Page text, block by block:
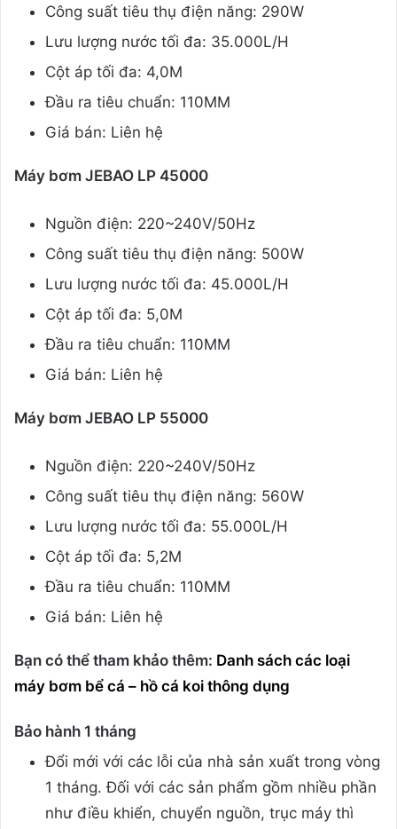
Công suất tiêu thụ điện năng: 290W
Lưu lượng nước tối đa: 35.000L/H
Cột áp tối đa: 4,0M
Đầu ra tiêu chuẩn: 110MM
Giá bán: Liên hệ
Máy bơm JEBAO LP 45000
Nguồn điện: 220~240V/50Hz
Công suất tiêu thụ điện năng: 500W
Lưu lượng nước tối đa: 45.000L/H
Cột áp tối đa: 5,0M
Đầu ra tiêu chuẩn: 110MM
Giá bán: Liên hệ
Máy bơm JEBAO LP 55000
Nguồn điện: 220~240V/50Hz
Công suất tiêu thụ điện năng: 560W
Lưu lượng nước tối đa: 55.000L/H
Cột áp tối đa: 5,2M
Đầu ra tiêu chuẩn: 110MM
Giá bán: Liên hệ
Bạn có thể tham khảo thêm: Danh sách các loại
máy bơm bể cá – hồ cá koi thông dụng
Bảo hành 1 tháng
Đổi mới với các lỗi của nhà sản xuất trong vòng
1 tháng. Đối với các sản phẩm gồm nhiều phần
như điều khiển, chuyển nguồn, trục máy thì